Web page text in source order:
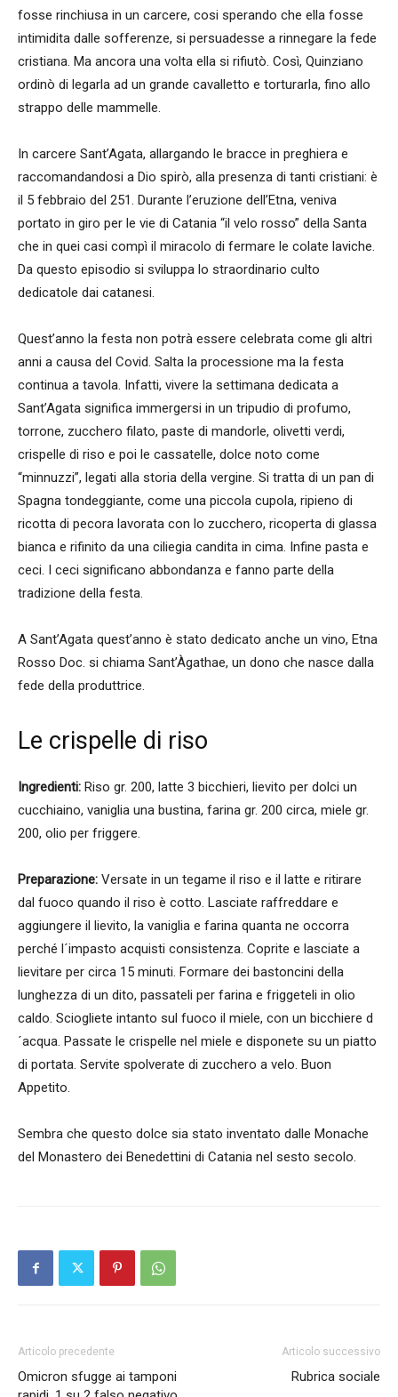
fosse rinchiusa in un carcere, cosi sperando che ella fosse
intimidita dalle sofferenze, si persuadesse a rinnegare la fede
cristiana. Ma ancora una volta ella si rifiutò. Così, Quinziano
ordinò di legarla ad un grande cavalletto e torturarla, fino allo
strappo delle mammelle.
In carcere Sant’Agata, allargando le bracce in preghiera e
raccomandandosi a Dio spirò, alla presenza di tanti cristiani: è
il 5 febbraio del 251. Durante l’eruzione dell’Etna, veniva
portato in giro per le vie di Catania “il velo rosso” della Santa
che in quei casi compì il miracolo di fermare le colate laviche.
Da questo episodio si sviluppa lo straordinario culto
dedicatole dai catanesi.
Quest’anno la festa non potrà essere celebrata come gli altri
anni a causa del Covid. Salta la processione ma la festa
continua a tavola. Infatti, vivere la settimana dedicata a
Sant’Agata significa immergersi in un tripudio di profumo,
torrone, zucchero filato, paste di mandorle, olivetti verdi,
crispelle di riso e poi le cassatelle, dolce noto come
“minnuzzi”, legati alla storia della vergine. Si tratta di un pan di
Spagna tondeggiante, come una piccola cupola, ripieno di
ricotta di pecora lavorata con lo zucchero, ricoperta di glassa
bianca e rifinito da una ciliegia candita in cima. Infine pasta e
ceci. I ceci significano abbondanza e fanno parte della
tradizione della festa.
A Sant’Agata quest’anno è stato dedicato anche un vino, Etna
Rosso Doc. si chiama Sant’Àgathae, un dono che nasce dalla
fede della produttrice.
Le crispelle di riso
Ingredienti: Riso gr. 200, latte 3 bicchieri, lievito per dolci un
cucchiaino, vaniglia una bustina, farina gr. 200 circa, miele gr.
200, olio per friggere.
Preparazione: Versate in un tegame il riso e il latte e ritirare
dal fuoco quando il riso è cotto. Lasciate raffreddare e
aggiungere il lievito, la vaniglia e farina quanta ne occorra
perché l´impasto acquisti consistenza. Coprite e lasciate a
lievitare per circa 15 minuti. Formare dei bastoncini della
lunghezza di un dito, passateli per farina e friggeteli in olio
caldo. Sciogliete intanto sul fuoco il miele, con un bicchiere d
´acqua. Passate le crispelle nel miele e disponete su un piatto
di portata. Servite spolverate di zucchero a velo. Buon
Appetito.
Sembra che questo dolce sia stato inventato dalle Monache
del Monastero dei Benedettini di Catania nel sesto secolo.
Articolo precedente
Omicron sfugge ai tamponi
Articolo successivo
Rubrica sociale